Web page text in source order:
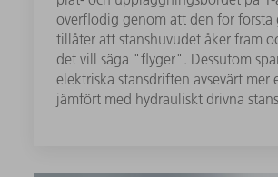
överflödig genom att den för första
tillåter att stanshuvudet åker fram
det vill säga "flyger". Dessutom
elektriska stansdriften avsevärt mer
jämfört med hydrauliskt drivna